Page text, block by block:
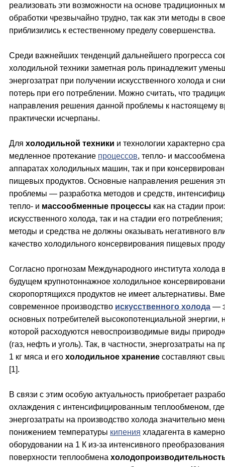
реализовать эти возможности на основе традиционных
обработки чрезвычайно трудно, так как эти методы в
приблизились к естественному пределу совершенства.
Среди важнейших тенденций дальнейшего прогресса
холодильной техники заметная роль принадлежит
энергозатрат при получении искусственного холода и
потерь при его потреблении. Можно считать, что
направления решения данной проблемы к настоящему
практически исчерпаны.
Для холодильной техники и технологии характерно
медленное протекание процессов, тепло- и
аппаратах холодильных машин, так и при
пищевых продуктов. Основные направления решения
проблемы — разработка методов и средств,
тепло- и массообменные процессы как на стадии
искусственного холода, так и на стадии его
методы и средства не должны оказывать негативного
качество холодильного консервирования пищевых
Согласно прогнозам Международного института холода
будущем крупнотоннажное холодильное
скоропортящихся продуктов не имеет альтернативы.
современное производство искусственного холода —
основных потребителей высокопотенциальной энергии,
которой расходуются невоспроизводимые виды
(газ, нефть и уголь). Так, в частности, энергозатраты на
1 кг мяса и его холодильное хранение составляют
[1].
В связи с этим особую актуальность приобретает
охлаждения с интенсифицированным теплообменом, где
энергозатраты на производство холода значительно
понижением температуры кипения хладагента в
оборудовании на 1 К из-за интенсивного
поверхности теплообмена